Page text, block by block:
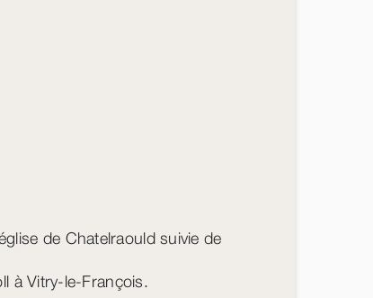
de Chatelraould suivie de
à Vitry-le-François.